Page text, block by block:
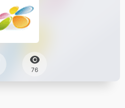
76